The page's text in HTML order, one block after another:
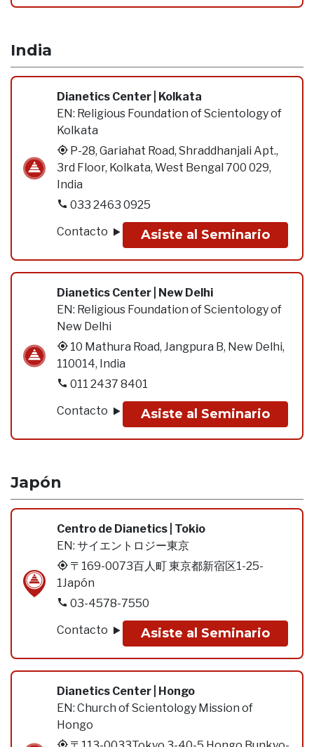
India
Dianetics Center | Kolkata
EN: Religious Foundation of Scientology of
Kolkata
P-28, Gariahat Road, Shraddhanjali Apt.,
3rd Floor, Kolkata, West Bengal 700 029,
India
033 2463 0925
Contacto
Asiste al Seminario
Dianetics Center | New Delhi
EN: Religious Foundation of Scientology of
New Delhi
10 Mathura Road, Jangpura B, New Delhi,
110014, India
011 2437 8401
Contacto
Asiste al Seminario
Japón
Centro de Dianetics | Tokio
EN: サイエントロジー東京
〒169-0073百人町 東京都新宿区1-25-
1Japón
03-4578-7550
Contacto
Asiste al Seminario
Dianetics Center | Hongo
EN: Church of Scientology Mission of
Hongo